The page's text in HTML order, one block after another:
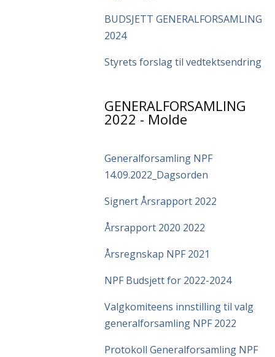
BUDSJETT GENERALFORSAMLING
2024
Styrets forslag til vedtektsendring
GENERALFORSAMLING
2022 - Molde
Generalforsamling NPF
14.09.2022_Dagsorden
Signert Årsrapport 2022
Årsrapport 2020 2022
Årsregnskap NPF 2021
NPF Budsjett for 2022-2024
Valgkomiteens innstilling til valg
generalforsamling NPF 2022
Protokoll Generalforsamling NPF